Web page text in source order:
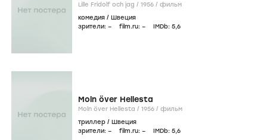
Lille Fridolf och jag / 1956 / фильм
комедия / Швеция
зрители: – film.ru: – IMDb: 5,6
Moln över Hellesta
Moln över Hellesta / 1956 / фильм
триллер / Швеция
зрители: – film.ru: – IMDb: 5,6